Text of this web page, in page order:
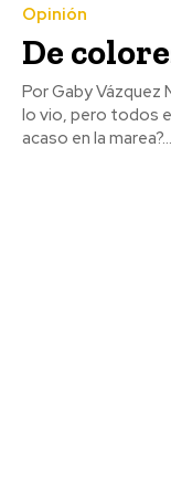
Opinión
De
Por Gaby Vázquez Nadie sabe, nadie supo, nadie en su casa
lo vio, pero todos
acaso en la marea?...